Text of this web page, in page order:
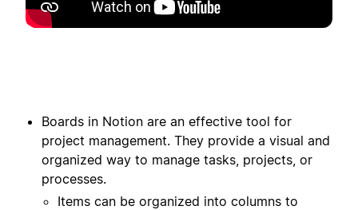
Boards in Notion are an effective tool for
project management. They provide a visual and
organized way to manage tasks, projects, or
processes.
Items can be organized into columns to